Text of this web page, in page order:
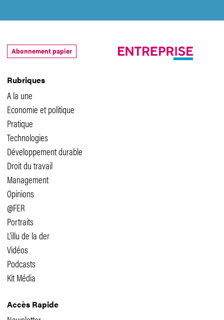
Rubriques
A la une
Economie et politique
Pratique
Technologies
Développement durable
Droit du travail
Management
Opinions
@FER
Portraits
L'illu de la der
Vidéos
Kit Média
Abonnement papier